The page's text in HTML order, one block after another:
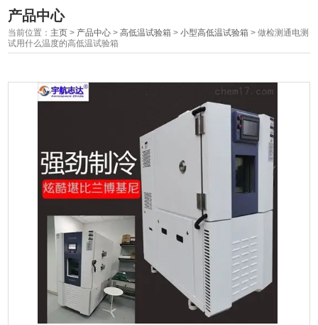
产品中心
当前位置： 主页 > 产品中心 >高低温试验箱 >小型高低温试验箱 > 做检测通电测
试用什么温度的高低温试验箱